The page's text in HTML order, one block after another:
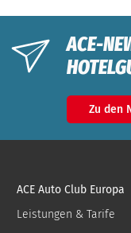
ACE-
Zu den
ACE Auto Club Europa
Leistungen & Tarife